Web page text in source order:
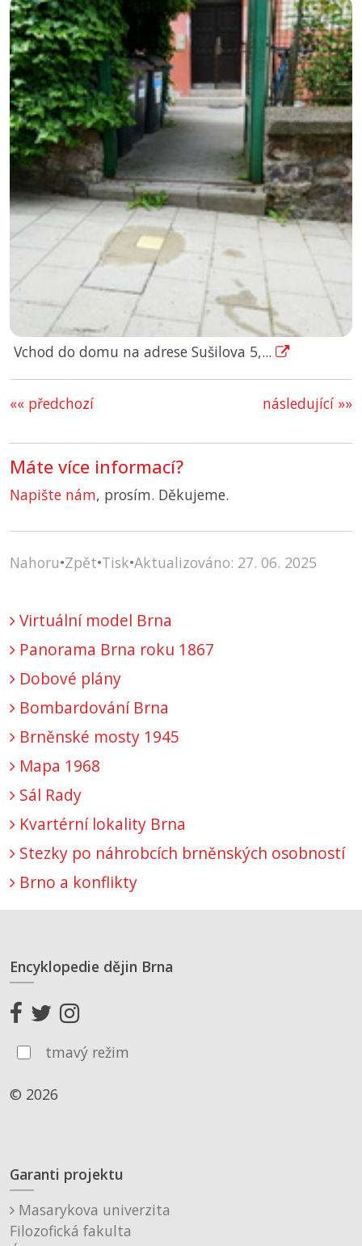
Vchod do domu na adrese Sušilova 5,...
«« předchozí následující »»
Máte více informací?
Napište nám, prosím. Děkujeme.
Nahoru•Zpět•Tisk•Aktualizováno: 27. 06. 2025
Virtuální model Brna
Panorama Brna roku 1867
Dobové plány
Bombardování Brna
Brněnské mosty 1945
Mapa 1968
Sál Rady
Kvartérní lokality Brna
Stezky po náhrobcích brněnských osobností
Brno a konflikty
Encyklopedie dějin Brna
tmavý režim
© 2026
Garanti projektu
Masarykova univerzita
Filozofická fakulta